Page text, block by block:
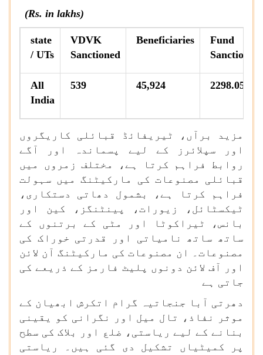
(Rs. in lakhs)
state
/ UTs
VDVK
Sanctioned
Beneficiaries
Fund
Sanctioned
All
India
539 45,924 2298.05
مزید برآں، ٹیریفائڈ قبائلی کاریگروں
اور سپلائرز کے لیے پسماندہ اور آگے
روابط فراہم کرتا ہے، مختلف زمروں میں
قبائلی مصنوعات کی مارکیٹنگ میں سہولت
فراہم کرتا ہے، بشمول دھاتی دستکاری،
ٹیکسٹائل، زیورات، پینٹنگز، کین اور
بانس، ٹیراکوٹا اور مٹی کے برتنوں کے
ساتھ ساتھ نامیاتی اور قدرتی خوراک کی
مصنوعات۔ ان مصنوعات کی مارکیٹنگ آن لائن
اور آف لائن دونوں پلیٹ فارمز کے ذریعے کی
جاتی ہے
دھرتی آبا جنجاتیہ گرام اتکرش ابھیان کے
موثر نفاذ، تال میل اور نگرانی کو یقینی
بنانے کے لیے ریاستی، ضلع اور بلاک کی سطح
پر کمیٹیاں تشکیل دی گئی ہیں۔ ریاستی